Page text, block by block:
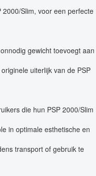
2000/Slim, voor een perfecte
gewicht toevoegt aan
uiterlijk van de PSP
die hun PSP 2000/Slim
in optimale esthetische en
transport of gebruik te